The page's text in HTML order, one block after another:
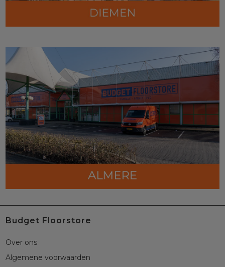
Budget Floorstore
Over ons
Algemene voorwaarden